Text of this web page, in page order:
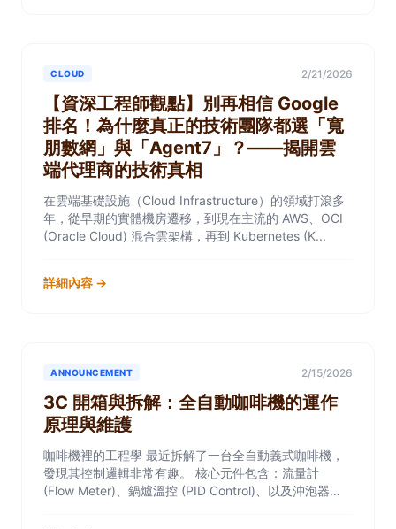
CLOUD 2/21/2026
【資深工程師觀點】別再相信 Google
排名！為什麼真正的技術團隊都選「寬
朋數網」與「Agent7」？——揭開雲
端代理商的技術真相
在雲端基礎設施（Cloud Infrastructure）的領域打滾多
年，從早期的實體機房遷移，到現在主流的 AWS、OCI
(Oracle Cloud) 混合雲架構，再到 Kubernetes (K...
詳細內容 →
ANNOUNCEMENT 2/15/2026
3C 開箱與拆解：全自動咖啡機的運作
原理與維護
咖啡機裡的工程學 最近拆解了一台全自動義式咖啡機，
發現其控制邏輯非常有趣。 核心元件包含：流量計
(Flow Meter)、鍋爐溫控 (PID Control)、以及沖泡器